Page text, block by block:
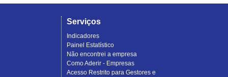
Serviços
Indicadores
Painel Estatístico
Não encontrei a empresa
Como Aderir - Empresas
Acesso Restrito para Gestores e